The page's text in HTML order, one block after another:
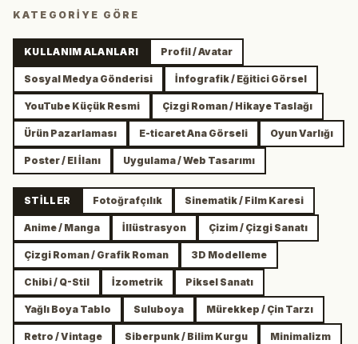
KATEGORIYE GÖRE
KULLANIM ALANLARI Profil / Avatar
Sosyal Medya Gönderisi İnfografik / Eğitici Görsel
YouTube Küçük Resmi Çizgi Roman / Hikaye Taslağı
Ürün Pazarlaması E-ticaret Ana Görseli Oyun Varlığı
Poster / El İlanı Uygulama / Web Tasarımı
STILLER Fotoğrafçılık Sinematik / Film Karesi
Anime / Manga İllüstrasyon Çizim / Çizgi Sanatı
Çizgi Roman / Grafik Roman 3D Modelleme
Chibi / Q-Stil İzometrik Piksel Sanatı
Yağlı Boya Tablo Suluboya Mürekkep / Çin Tarzı
Retro / Vintage Siberpunk / Bilim Kurgu Minimalizm